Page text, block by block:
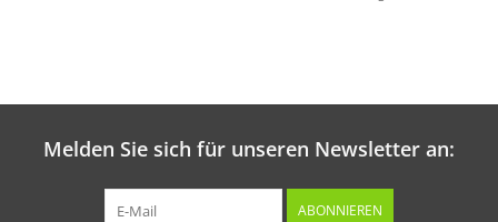
Melden Sie sich für unseren Newsletter an:
ABONNIEREN